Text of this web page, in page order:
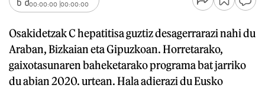
00:00:00 00:00:00
Osakidetzak C hepatitisa guztiz desagerrarazi nahi du
Araban, Bizkaian eta Gipuzkoan. Horretarako,
gaixotasunaren baheketarako programa bat jarriko
du abian 2020. urtean. Hala adierazi du Eusko